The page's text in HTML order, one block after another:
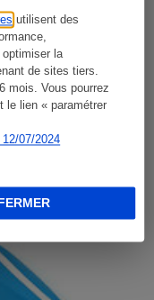
utilisent des
la
de sites tiers.
mois. Vous pourrez
le lien « paramétrer
07/2024